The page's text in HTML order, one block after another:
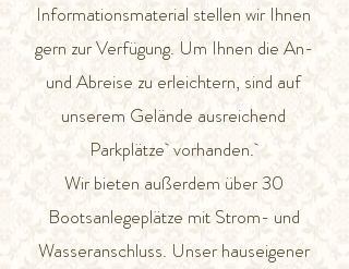
Informationsmaterial stellen wir Ihnen
gern zur Verfügung. Um Ihnen die An-
und Abreise zu erleichtern, sind auf
unserem Gelände ausreichend
Parkplätze vorhanden.
Wir bieten außerdem über 30
Bootsanlegeplätze mit Strom- und
Wasseranschluss. Unser hauseigener